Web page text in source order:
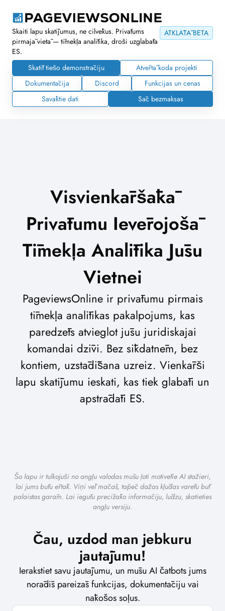
ATKLĀTĀ BETA
Skaiti lapu skatījumus, ne cilvēkus. Privātums
pirmajā vietā — tīmekļa analītika, droši uzglabāta
ES.
Skatīt tiešo demonstrāciju
Atvērtā koda projekti
Dokumentācija
Discord
Funkcijas un cenas
Savāktie dati
Sāc bezmaksas
Visvienkāršākā
Privātumu Ievērojošā
Tīmekļa Analītika Jūsu
Vietnei
PageviewsOnline ir privātumu pirmais
tīmekļa analītikas pakalpojums, kas
paredzēts atvieglot jūsu juridiskajai
komandai dzīvi. Bez sīkdatnēm, bez
kontiem, uzstādīšana uzreiz. Vienkārši
lapu skatījumu ieskati, kas tiek glabāti un
apstrādāti ES.
Šo lapu ir tulkojuši no angļu valodas mūsu ļoti motivētie AI stažieri,
lai jums būtu ērtāk. Viņi vēl mācās, tāpēc dažas kļūdas varētu būt
palaistas garām. Lai iegūtu precīzāko informāciju, lūdzu, skatieties
angļu versiju.
Čau, uzdod man jebkuru
jautājumu!
Ierakstiet savu jautājumu, un mūsu AI čatbots jums
norādīs pareizās funkcijas, dokumentāciju vai
nākošos soļus.